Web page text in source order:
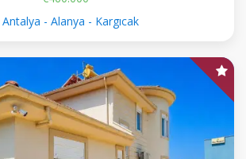
Antalya - Alanya - Kargıcak